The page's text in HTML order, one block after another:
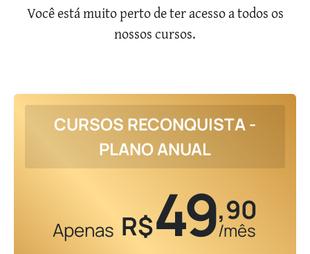
Você está muito perto de ter acesso a todos os
nossos cursos.
CURSOS RECONQUISTA -
PLANO ANUAL
Apenas R$49,90
/mês